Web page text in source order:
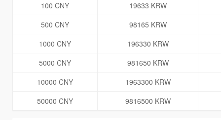
100 CNY
19633 KRW
500 CNY
98165 KRW
1000 CNY
196330 KRW
5000 CNY
981650 KRW
10000 CNY
1963300 KRW
50000 CNY
9816500 KRW